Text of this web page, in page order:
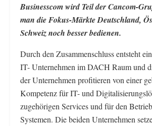
Businesscom wird Teil der Cancom-
man die Fokus-Märkte Deutschland,
Schweiz noch besser bedienen.
Durch den Zusammenschluss entsteht
IT- Unternehmen im DACH Raum und
der Unternehmen profitieren von einer
Kompetenz für IT- und
zugehörigen Services und für den
Systemen. Die beiden Unternehmen